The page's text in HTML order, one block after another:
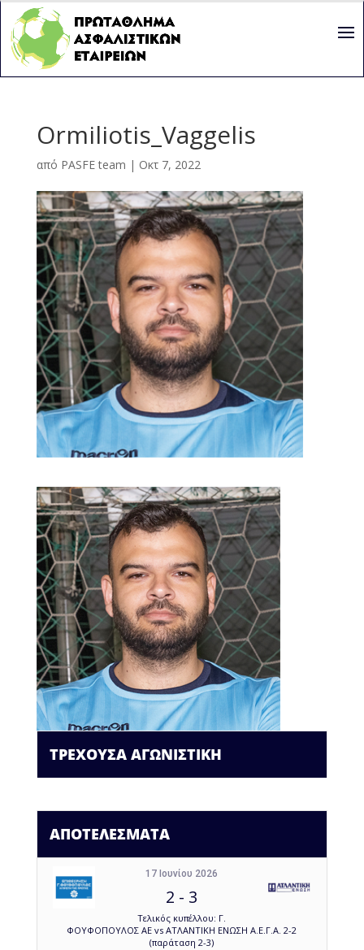
Ormiliotis_Vaggelis
από PASFE team | Οκτ 7, 2022
ΤΡΕΧΟΥΣΑ ΑΓΩΝΙΣΤΙΚΗ
ΑΠΟΤΕΛΕΣΜΑΤΑ
17 Ιουνίου 2026
2 - 3
Τελικός κυπέλλου: Γ.
ΦΟΥΦΟΠΟΥΛΟΣ ΑΕ vs ΑΤΛΑΝΤΙΚΗ ΕΝΩΣΗ Α.Ε.Γ.Α. 2-2
(παράταση 2-3)